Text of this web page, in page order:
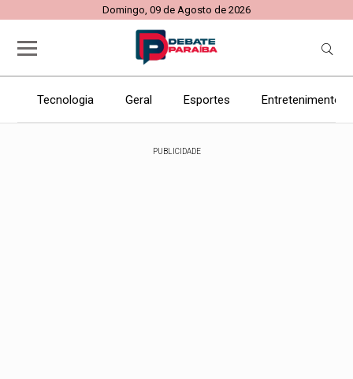
Domingo, 09 de Agosto de 2026
Tecnologia Geral Esportes Entretenimento
PUBLICIDADE